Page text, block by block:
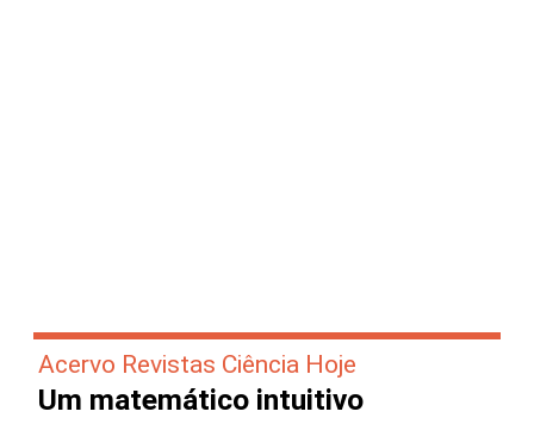
Acervo Revistas Ciência Hoje
Um matemático intuitivo